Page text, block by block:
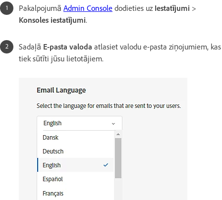
Pakalpojumā Admin Console dodieties uz Iestatījumi >
Konsoles iestatījumi.
Sadaļā E-pasta valoda atlasiet valodu e-pasta ziņojumiem, kas
tiek sūtīti jūsu lietotājiem.